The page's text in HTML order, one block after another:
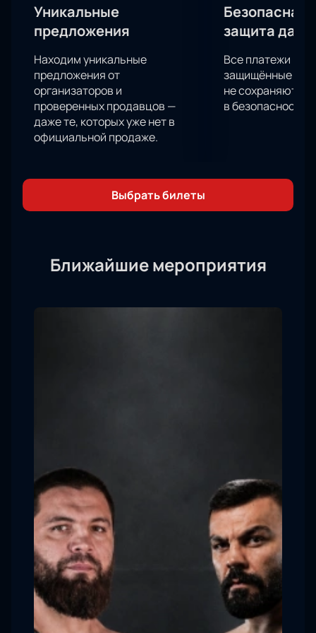
Уникальные
предложения
Находим уникальные
предложения от
организаторов и
проверенных продавцов —
даже те, которых уже нет в
официальной продаже.
Безопасная
защита
Все платежи
защищённые
не сохраняются
в безопасности.
Выбрать билеты
Ближайшие мероприятия